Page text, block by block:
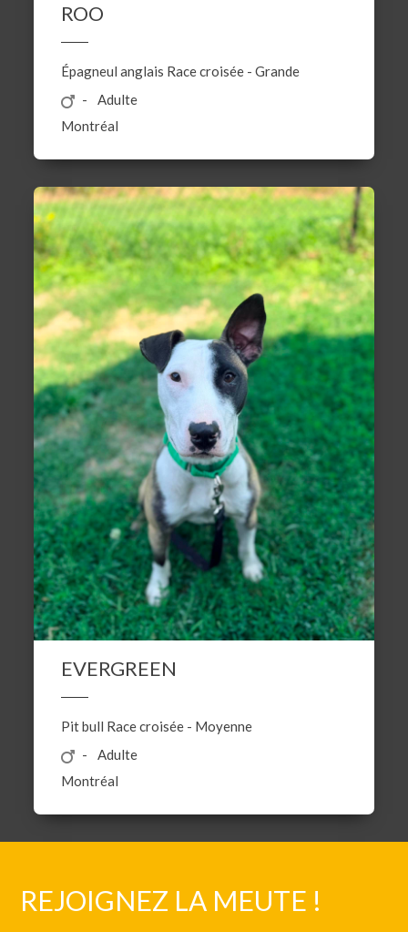
ROO
Épagneul anglais Race croisée -Grande
Adulte
Montréal
EVERGREEN
Pit bull Race croisée - Moyenne
Adulte
Montréal
REJOIGNEZ LA MEUTE !